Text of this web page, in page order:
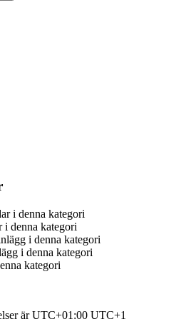
i denna kategori
i denna kategori
i denna kategori
i denna kategori
kategori
är UTC+01:00 UTC+1